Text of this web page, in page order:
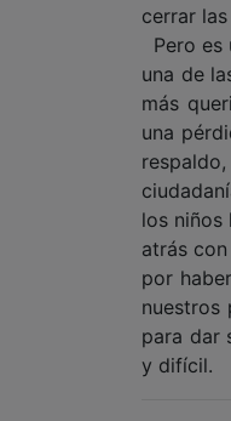
cerrar
Pero es
una de
más
una
los
atrás
por
nuestros
para dar
y difícil.